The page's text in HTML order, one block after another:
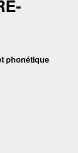
phonétique